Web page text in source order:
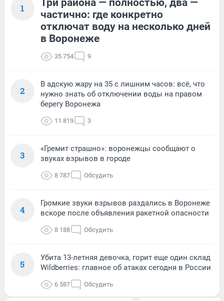
1
Три района — полностью, два —
частично: где конкретно
отключат воду на несколько дней
в Воронеже
35 754 9
2
В адскую жару на 35 с лишним часов: всё, что
нужно знать об отключении воды на правом
берегу Воронежа
11 819 3
3
«Гремит страшно»: воронежцы сообщают о
звуках взрывов в городе
8 787 Обсудить
4
Громкие звуки взрывов раздались в Воронеже
вскоре после объявления ракетной опасности
8 188 Обсудить
5
Убита 13-летняя девочка, горит еще один склад
Wildberries: главное об атаках сегодня в России
6 587 Обсудить